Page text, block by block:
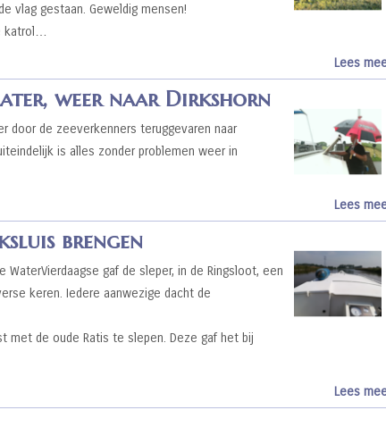
vlag gestaan. Geweldig mensen!
katrol…
Lees
weer naar Dirkshorn
door de zeeverkenners teruggevaren naar
is alles zonder problemen weer in
Lees
brengen
WaterVierdaagse gaf de sleper, in de Ringsloot, een
keren. Iedere aanwezige dacht de
met de oude Ratis te slepen. Deze gaf het bij
Lees